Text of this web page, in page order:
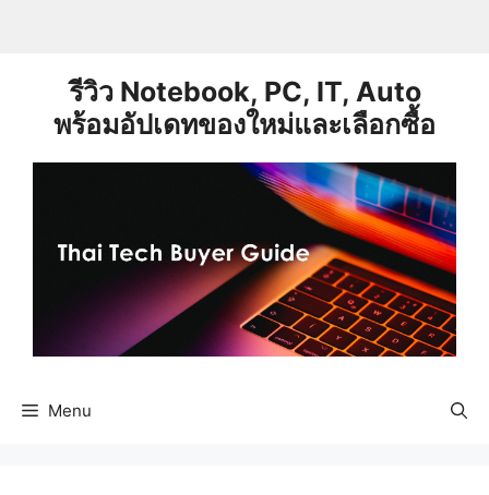
รีวิว Notebook, PC, IT, Auto
พร้อมอัปเดทของใหม่และเลือกซื้อ
Menu